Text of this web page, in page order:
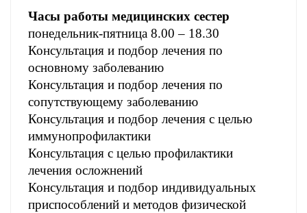
Часы работы медицинских сестер
понедельник-пятница 8.00 – 18.30
Консультация и подбор лечения по
основному заболеванию
Консультация и подбор лечения по
сопутствующему заболеванию
Консультация и подбор лечения с целью
иммунопрофилактики
Консультация с целью профилактики
лечения осложнений
Консультация и подбор индивидуальных
приспособлений и методов физической